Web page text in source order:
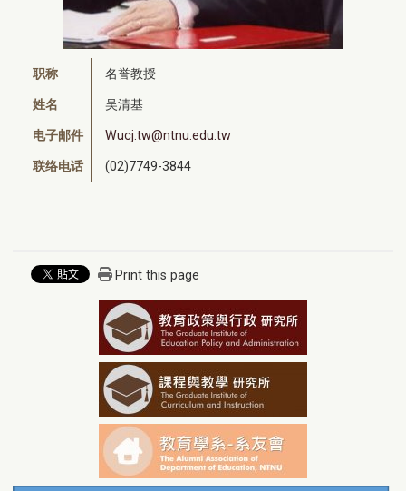
职称 名誉教授
姓名 吴清基
电子邮件 Wucj.tw@ntnu.edu.tw
联络电话 (02)7749-3844
Print this page